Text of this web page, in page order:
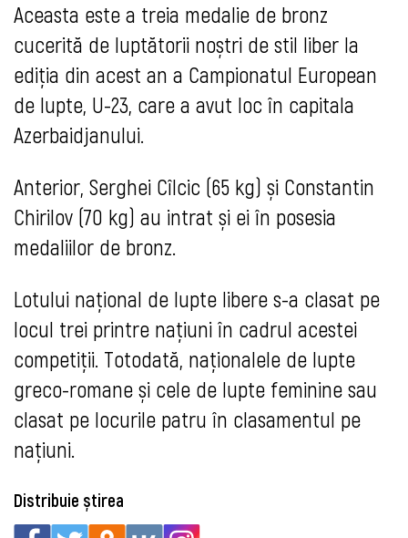
Aceasta este a treia medalie de bronz
cucerită de luptătorii noștri de stil liber la
ediția din acest an a Campionatul European
de lupte, U-23, care a avut loc în capitala
Azerbaidjanului.
Anterior, Serghei Cîlcic (65 kg) și Constantin
Chirilov (70 kg) au intrat și ei în posesia
medaliilor de bronz.
Lotului național de lupte libere s-a clasat pe
locul trei printre națiuni în cadrul acestei
competiții. Totodată, naționalele de lupte
greco-romane și cele de lupte feminine sau
clasat pe locurile patru în clasamentul pe
națiuni.
Distribuie știrea